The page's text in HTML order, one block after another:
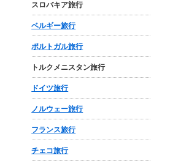
スロバキア旅行
ベルギー旅行
ポルトガル旅行
トルクメニスタン旅行
ドイツ旅行
ノルウェー旅行
フランス旅行
チェコ旅行